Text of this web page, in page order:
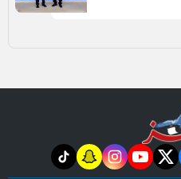
twitter
youtube
instagram
snapchat
tiktok